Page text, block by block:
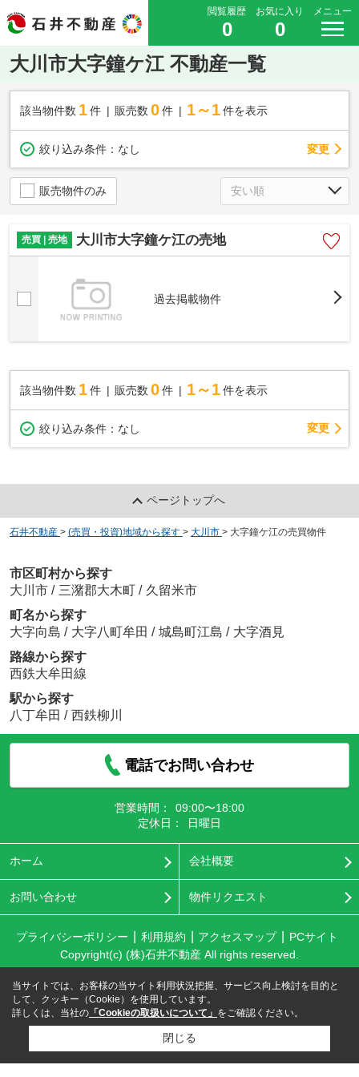
閲覧履歴
0
お気に入り
0
メニュー
大川市大字鐘ケ江 不動産一覧
該当物件数 1件 販売数 0 件 1～1 件を表示
絞り込み条件： なし 変更
販売物件のみ
売買 | 売地 大川市大字鐘ケ江の売地
過去掲載物件
該当物件数 1件 販売数 0 件 1～1 件を表示
絞り込み条件： なし 変更
ページトップへ
石井不動産 > (売買・投資)地域から探す > 大川市 > 大字鐘ケ江の売買物件
市区町村から探す
大川市 / 三潴郡大木町 / 久留米市
町名から探す
大字向島 / 大字八町牟田 / 城島町江島 / 大字酒見
路線から探す
西鉄大牟田線
駅から探す
八丁牟田 / 西鉄柳川
電話でお問い合わせ
営業時間：
09:00〜18:00
定休日：
日曜日
ホーム 会社概要
お問い合わせ 物件リクエスト
プライバシーポリシー 利用規約 アクセスマップ
PCサイト
Copyright(c) (株)石井不動産 All rights reserved.
当サイトでは、お客様の当サイト利用状況把握、サービス向上検討を目的と
して、クッキー（Cookie）を使用しています。
詳しくは、当社の 「Cookieの取扱いについて」 をご確認ください。
閉じる